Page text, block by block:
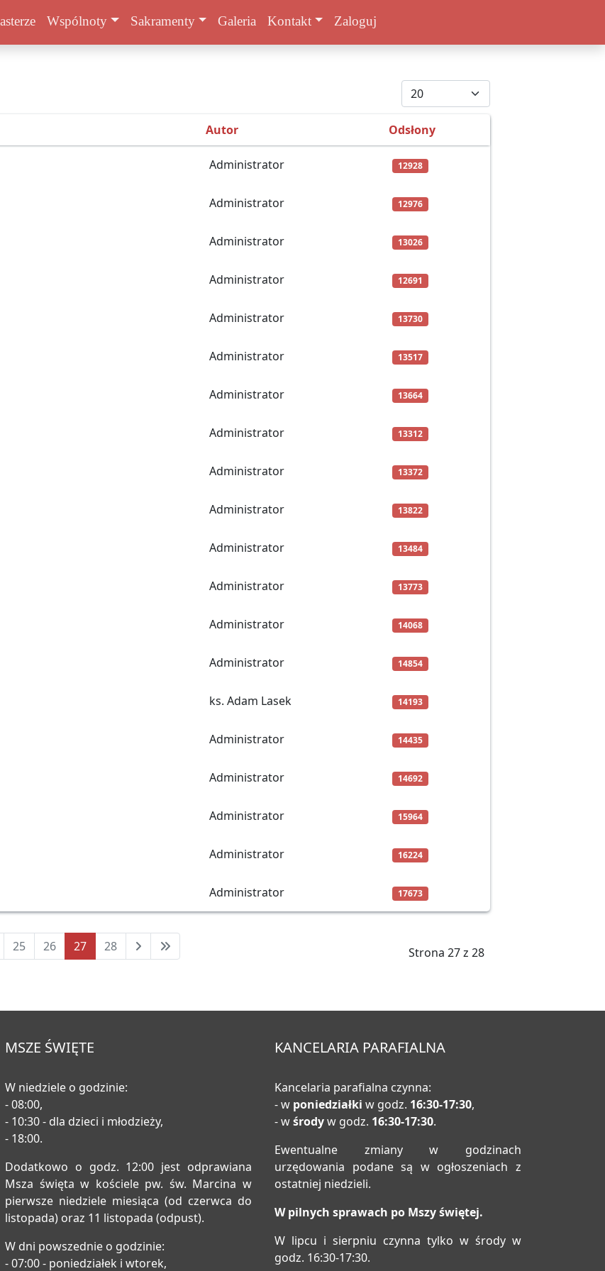
Wspólnoty Sakramenty Galeria Kontakt Zaloguj
Pokaż #
Autor Odsłony
Administrator 12928
Administrator 12976
Administrator 13026
Administrator 12691
Administrator 13730
Administrator 13517
Administrator 13664
Administrator 13312
Administrator 13372
Administrator 13822
Administrator 13484
Administrator 13773
Administrator 14068
Administrator 14854
ks. Adam Lasek 14193
Administrator 14435
Administrator 14692
Administrator 15964
Administrator 16224
Administrator 17673
Strona 27 z 28
25 26 27 28
MSZE ŚWIĘTE
W niedziele o godzinie:
- 08:00,
- 10:30 - dla dzieci i młodzieży,
- 18:00.
Dodatkowo o godz. 12:00 jest odprawiana
Msza święta w kościele pw. św. Marcina w
pierwsze niedziele miesiąca (od czerwca do
listopada) oraz 11 listopada (odpust).
W dni powszednie o godzinie:
- 07:00 - poniedziałek i wtorek,
KANCELARIA PARAFIALNA
Kancelaria parafialna czynna:
- w poniedziałki w godz. 16:30-17:30,
- wśrodyw godz. 16:30-17:30.
Ewentualne zmiany w godzinach
urzędowania podane są w ogłoszeniach z
ostatniej niedzieli.
W pilnych sprawach po Mszy świętej.
W lipcu i sierpniu czynna tylko w środy w
godz. 16:30-17:30.